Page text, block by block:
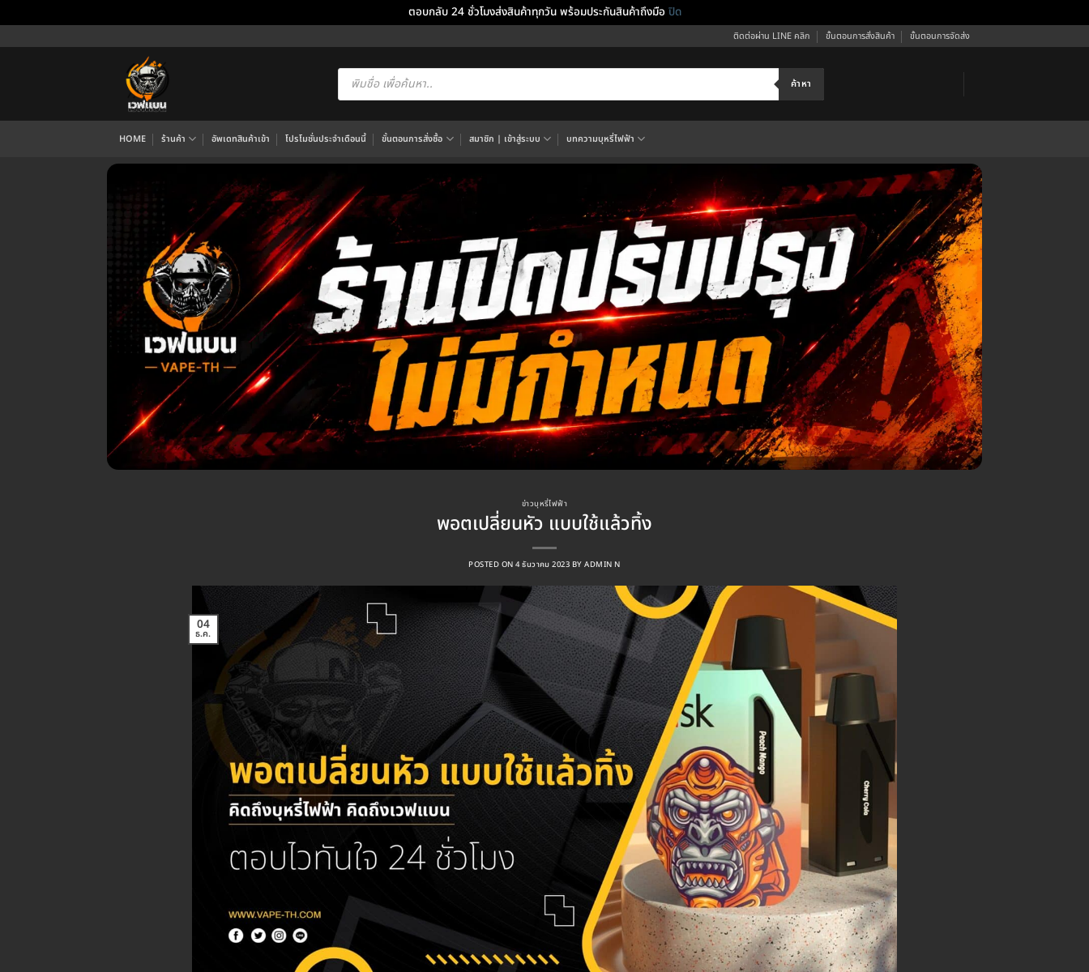
ตอบกลับ 24 ชั่วโมงส่งสินค้าทุกวัน พร้อมประกันสินค้าถึงมือ ปิด
ไป
ติดต่อผ่าน LINE คลิก ขั้นตอนการสั่งสินค้า ขั้นตอนการจัดส่ง
Products
search ค้าหา
HOME ร้านค้า อัพเดทสินค้าเข้า โปรโมชั่นประจำเดือนนี้ ขั้นตอนการสั่งซื้อ สมาชิก | เข้าสู่ระบบ บทความบุหรี่ไฟฟ้า
ข่าวบุหรี่ไฟฟ้า
พอตเปลี่ยนหัว แบบใช้แล้วทิ้ง
POSTED ON4 ธันวาคม 2023 BYADMIN N
04
ธ.ค.